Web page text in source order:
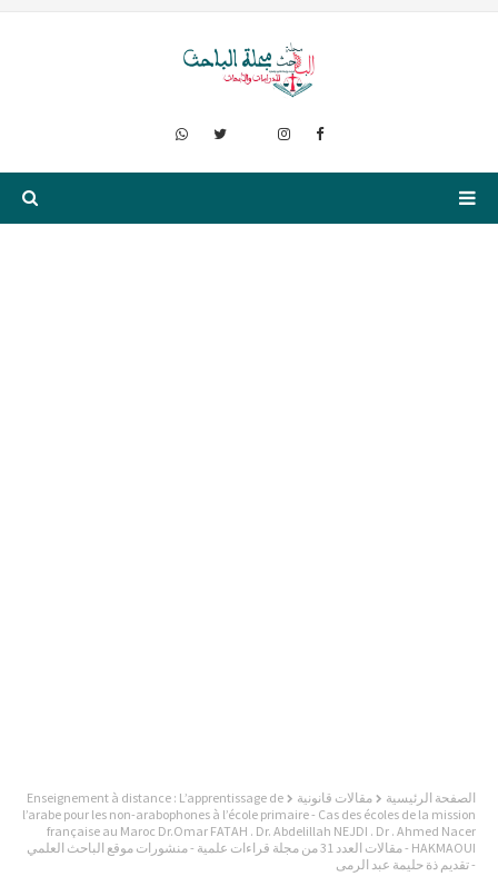
الصفحة الرئيسية مقالات قانونية
Enseignement à distance : L’apprentissage de
l’arabe pour les non-arabophones à l’école primaire - Cas des écoles de la mission
française au Maroc Dr.Omar FATAH . Dr. Abdelillah NEJDI . Dr . Ahmed Nacer
HAKMAOUI - مقالات العدد 31 من مجلة قراءات علمية - منشورات موقع الباحث العلمي
- تقديم ذة حليمة عبد الرمى